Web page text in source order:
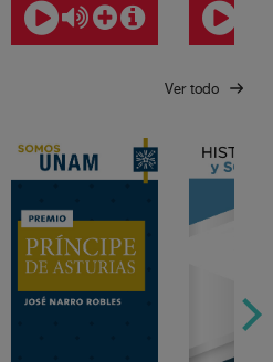
Ver todo